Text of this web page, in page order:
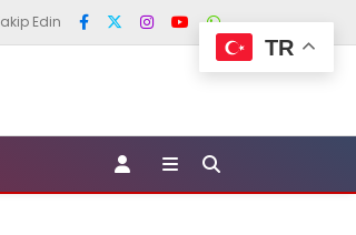
Edin
TR